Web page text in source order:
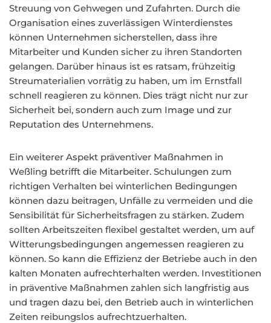
Streuung von Gehwegen und Zufahrten. Durch die
Organisation eines zuverlässigen Winterdienstes
können Unternehmen sicherstellen, dass ihre
Mitarbeiter und Kunden sicher zu ihren Standorten
gelangen. Darüber hinaus ist es ratsam, frühzeitig
Streumaterialien vorrätig zu haben, um im Ernstfall
schnell reagieren zu können. Dies trägt nicht nur zur
Sicherheit bei, sondern auch zum Image und zur
Reputation des Unternehmens.
Ein weiterer Aspekt präventiver Maßnahmen in
Weßling betrifft die Mitarbeiter. Schulungen zum
richtigen Verhalten bei winterlichen Bedingungen
können dazu beitragen, Unfälle zu vermeiden und die
Sensibilität für Sicherheitsfragen zu stärken. Zudem
sollten Arbeitszeiten flexibel gestaltet werden, um auf
Witterungsbedingungen angemessen reagieren zu
können. So kann die Effizienz der Betriebe auch in den
kalten Monaten aufrechterhalten werden. Investitionen
in präventive Maßnahmen zahlen sich langfristig aus
und tragen dazu bei, den Betrieb auch in winterlichen
Zeiten reibungslos aufrechtzuerhalten.